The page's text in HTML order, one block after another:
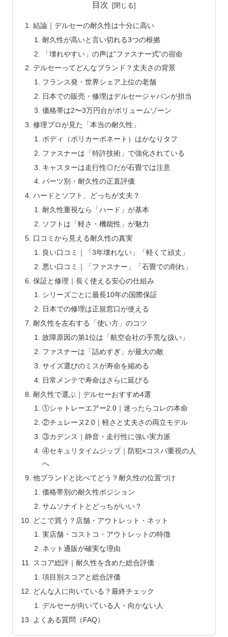
目次
結論｜デルセーの耐久性は十分に高い
耐久性が高いと言い切れる3つの根拠
「壊れやすい」の声は”ファスナー式”の宿命
デルセーってどんなブランド？丈夫さの背景
フランス発・世界シェア上位の老舗
日本での販売・修理はデルセージャパンが担当
価格帯は2〜3万円台がボリュームゾーン
修理プロが見た「本当の耐久性」
ボディ（ポリカーボネート）はかなりタフ
ファスナーは「特許技術」で強化されている
キャスターは走行性◎だが石畳では注意
パーツ別・耐久性の正直評価
ハードとソフト、どっちが丈夫？
耐久性重視なら「ハード」が基本
ソフトは「軽さ・機能性」が魅力
口コミから見える耐久性の真実
良い口コミ｜「3年壊れない」「軽くて頑丈」
悪い口コミ｜「ファスナー」「石畳での削れ」
保証と修理｜長く使える安心の仕組み
シリーズごとに最長10年の国際保証
日本での修理は正規窓口が使える
耐久性を左右する「使い方」のコツ
故障原因の第1位は「航空会社の手荒な扱い」
ファスナーは「詰めすぎ」が最大の敵
サイズ選びのミスが寿命を縮める
日常メンテで寿命はさらに延びる
耐久性で選ぶ｜デルセーおすすめ4選
①シャトレーエアー2.0｜迷ったらコレの本命
②チュレーヌ2.0｜軽さと丈夫さの両立モデル
③カデンス｜静音・走行性に強い実力派
④セキュリタイムジップ｜防犯×コスパ重視の人
へ
他ブランドと比べてどう？耐久性の位置づけ
価格帯別の耐久性ポジション
サムソナイトとどっちがいい？
どこで買う？店舗・アウトレット・ネット
実店舗・コストコ・アウトレットの特徴
ネット通販が確実な理由
スコア総評｜耐久性を含めた総合評価
項目別スコアと総合評価
どんな人に向いている？最終チェック
デルセーが向いている人・向かない人
よくある質問（FAQ）